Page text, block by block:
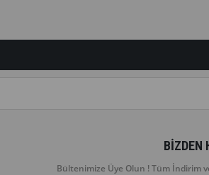
BIZDEN
Bültenimize Üye Olun ! Tüm İndirim